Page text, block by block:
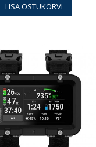
LISA OSTUKORVI